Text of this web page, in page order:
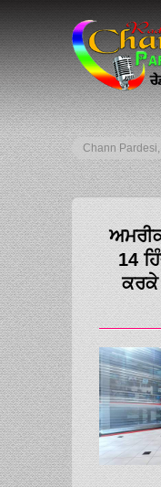
14
ਕਰਕੇ